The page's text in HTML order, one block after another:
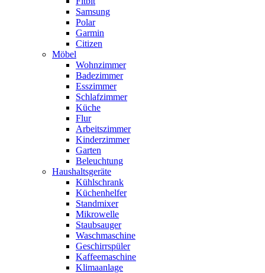
Samsung
Polar
Garmin
Citizen
Möbel
Wohnzimmer
Badezimmer
Esszimmer
Schlafzimmer
Küche
Flur
Arbeitszimmer
Kinderzimmer
Garten
Beleuchtung
Haushaltsgeräte
Kühlschrank
Küchenhelfer
Standmixer
Mikrowelle
Staubsauger
Waschmaschine
Geschirrspüler
Kaffeemaschine
Klimaanlage